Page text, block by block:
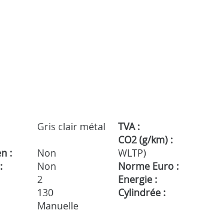
Gris clair métal TVA :
: Non
CO2 (g/km) :
WLTP)
Non Norme Euro :
2 Energie :
130 Cylindrée :
Manuelle